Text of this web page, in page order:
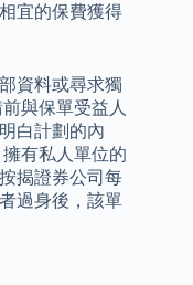
宜的保費獲得
資料或尋求獨
與保單受益人
白計劃的內
有私人單位的
揭證券公司每
過身後，該單